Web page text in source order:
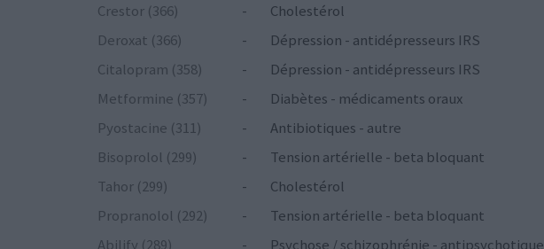
Crestor (366)
-
Cholestérol
Deroxat (366)
-
Dépression - antidépresseurs IRS
Citalopram (358)
-
Dépression - antidépresseurs IRS
Metformine (357)
-
Diabètes - médicaments oraux
Pyostacine (311)
-
Antibiotiques - autre
Bisoprolol (299)
-
Tension artérielle - beta bloquant
Tahor (299)
-
Cholestérol
Propranolol (292)
-
Tension artérielle - beta bloquant
Abilify (289)
- Psychose / schizophrénie - antipsychotique